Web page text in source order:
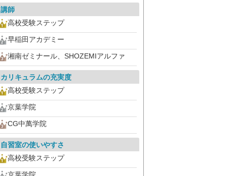
講師
高校受験ステップ
早稲田アカデミー
湘南ゼミナール、SHOZEMIアルファ
カリキュラムの充実度
高校受験ステップ
京葉学院
CG中萬学院
自習室の使いやすさ
高校受験ステップ